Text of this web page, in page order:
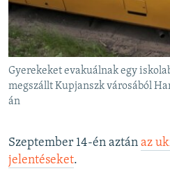
Gyerekeket evakuálnak egy
megszállt Kupjanszk városából
án
Szeptember 14-én aztán az
jelentéseket.